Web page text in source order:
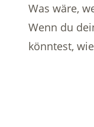
Was wäre,
Wenn du
könntest,